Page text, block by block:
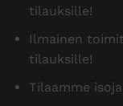
tilauksille!
Ilmainen
tilauksille!
Tilaamme